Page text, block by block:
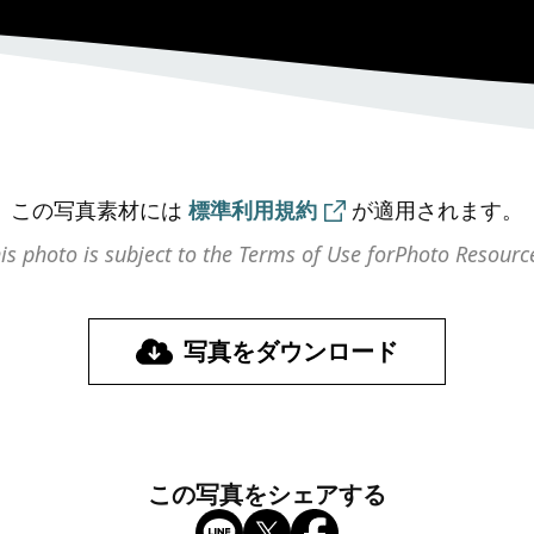
この写真素材には 標準利用規約 が適用されます。
photo is subject to the Terms of Use forPhoto
写真をダウンロード
この写真をシェアする